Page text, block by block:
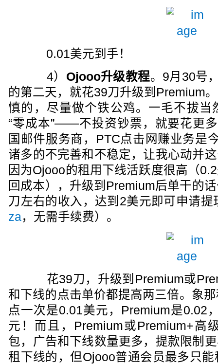
0.01美元到手！
4） Ojooo升级教程。9月30号
的第二天，就花39刀升级到Premium
慎的，尽量做个铁公鸡。一毛不拔当
“零成本”——不投资钞票，就要花更
国邮件服务商，PTC点击网赚业务是
诸多的不完善和不稳定，让我心动并
因为Ojooo的租用下线活跃度很高（
回成本），升级到Premium后单干的
刀左右的收入，达到2美元即可申请
za，无需手续费）。
花39刀，升级到Premium或
和下线的点击单价都提高两三倍。象
点一次是0.01美元，Premium是0.02
元！而且，Premium或Premium+高
包，广告和下线数量更多，提款限制
租下线的，但Ojooo普通会员最多只